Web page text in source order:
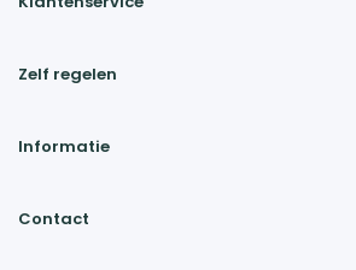
Zelf regelen
Informatie
Contact